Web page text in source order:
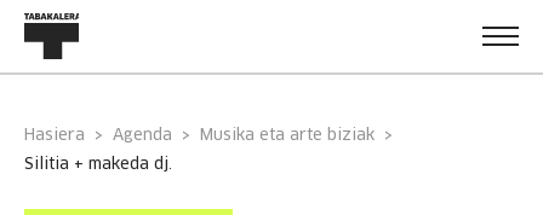
Hasiera Agenda
Musika eta arte biziak
silitia + makeda dj.